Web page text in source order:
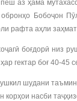
аз ҳама
Бобоҷон
рафта аҳли
боғдорӣ низ
гектар боғ 40-45
шудани
корҳои насби